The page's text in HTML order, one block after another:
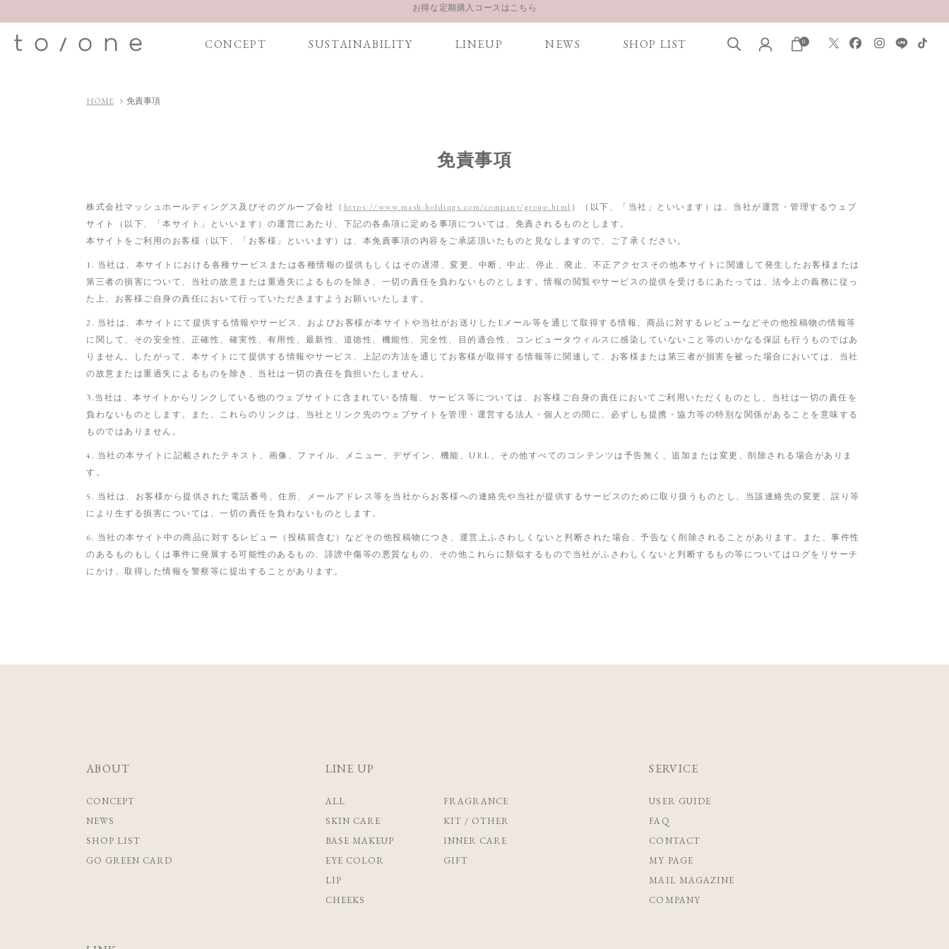
【重要】お盆期間中のお問い合わせと商品配送に関しまして
CONCEPT SUSTAINABILITY LINEUP NEWS SHOP LIST 0
HOME 免責事項
免責事項
株式会社マッシュホールディングス及びそのグループ会社（ https://www.mash-holdings.com/company/group.html ）（以下、「当社」といいます）は、当社が運営・管理するウェブ
サイト（以下、「本サイト」といいます）の運営にあたり、下記の各条項に定める事項については、免責されるものとします。
本サイトをご利用のお客様（以下、「お客様」といいます）は、本免責事項の内容をご承諾頂いたものと見なしますので、ご了承ください。
1. 当社は、本サイトにおける各種サービスまたは各種情報の提供もしくはその遅滞、変更、中断、中止、停止、廃止、不正アクセスその他本サイトに関連して発生したお客様または
第三者の損害について、当社の故意または重過失によるものを除き、一切の責任を負わないものとします。情報の閲覧やサービスの提供を受けるにあたっては、法令上の義務に従っ
た上、お客様ご自身の責任において行っていただきますようお願いいたします。
2. 当社は、本サイトにて提供する情報やサービス、およびお客様が本サイトや当社がお送りしたEメール等を通じて取得する情報、商品に対するレビューなどその他投稿物の情報等
に関して、その安全性、正確性、確実性、有用性、最新性、道徳性、機能性、完全性、目的適合性、コンピュータウィルスに感染していないこと等のいかなる保証も行うものではあ
りません。したがって、本サイトにて提供する情報やサービス、上記の方法を通じてお客様が取得する情報等に関連して、お客様または第三者が損害を被った場合においては、当社
の故意または重過失によるものを除き、当社は一切の責任を負担いたしません。
3.当社は、本サイトからリンクしている他のウェブサイトに含まれている情報、サービス等については、お客様ご自身の責任においてご利用いただくものとし、当社は一切の責任を
負わないものとします。また、これらのリンクは、当社とリンク先のウェブサイトを管理・運営する法人・個人との間に、必ずしも提携・協力等の特別な関係があることを意味する
ものではありません。
4. 当社の本サイトに記載されたテキスト、画像、ファイル、メニュー、デザイン、機能、URL、その他すべてのコンテンツは予告無く、追加または変更、削除される場合がありま
す。
5. 当社は、お客様から提供された電話番号、住所、メールアドレス等を当社からお客様への連絡先や当社が提供するサービスのために取り扱うものとし、当該連絡先の変更、誤り等
により生ずる損害については、一切の責任を負わないものとします。
6. 当社の本サイト中の商品に対するレビュー（投稿前含む）などその他投稿物につき、運営上ふさわしくないと判断された場合、予告なく削除されることがあります。また、事件性
のあるものもしくは事件に発展する可能性のあるもの、誹謗中傷等の悪質なもの、その他これらに類似するもので当社がふさわしくないと判断するもの等についてはログをリサーチ
にかけ、取得した情報を警察等に提出することがあります。
ABOUT
CONCEPT
NEWS
SHOP LIST
GO GREEN CARD
LINE UP
ALL
SKIN CARE
BASE MAKEUP
EYE COLOR
LIP
CHEEKS
FRAGRANCE
KIT / OTHER
INNER CARE
GIFT
SERVICE
USER GUIDE
FAQ
CONTACT
MY PAGE
MAIL MAGAZINE
COMPANY